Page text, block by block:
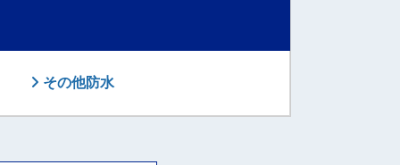
その他防水